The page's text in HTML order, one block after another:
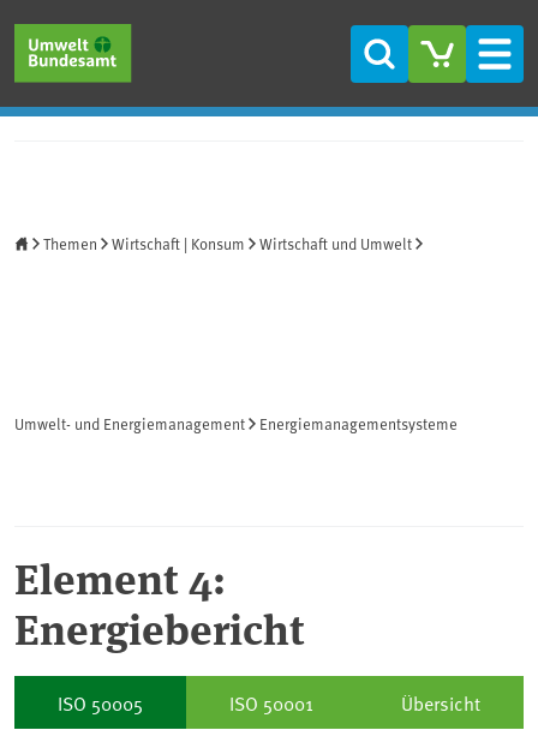
Suche
Themen Wirtschaft | Konsum Wirtschaft und Umwelt
Umwelt- und Energiemanagement Energiemanagementsysteme
Element 4:
Energiebericht
ISO 50005 ISO 50001 Übersicht